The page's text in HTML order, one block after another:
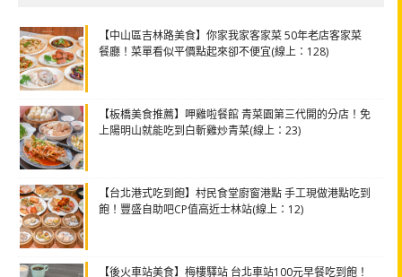
【中山區吉林路美食】你家我家客家菜 50年老店客家菜
餐廳！菜單看似平價點起來卻不便宜(線上：128)
【板橋美食推薦】呷雞啦餐館 青菜園第三代開的分店！免
上陽明山就能吃到白斬雞炒青菜(線上：23)
【台北港式吃到飽】村民食堂廚窗港點 手工現做港點吃到
飽！豐盛自助吧CP值高近士林站(線上：12)
【後火車站美食】梅樓驛站 台北車站100元早餐吃到飽！